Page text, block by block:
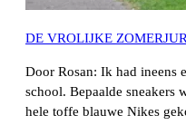
DE VROLIJKE
Door Rosan: Ik had ineens
school. Bepaalde sneakers
hele toffe blauwe Nikes